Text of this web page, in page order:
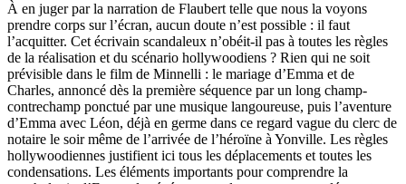
À en juger par la narration de Flaubert telle que nous la voyons
prendre corps sur l’écran, aucun doute n’est possible : il faut
l’acquitter. Cet écrivain scandaleux n’obéit-il pas à toutes les règles
de la réalisation et du scénario hollywoodiens ? Rien qui ne soit
prévisible dans le film de Minnelli : le mariage d’Emma et de
Charles, annoncé dès la première séquence par un long champ-
contrechamp ponctué par une musique langoureuse, puis l’aventure
d’Emma avec Léon, déjà en germe dans ce regard vague du clerc de
notaire le soir même de l’arrivée de l’héroïne à Yonville. Les règles
hollywoodiennes justifient ici tous les déplacements et toutes les
condensations. Les éléments importants pour comprendre la